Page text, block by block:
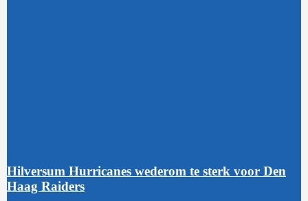
Hilversum Hurricanes wederom te sterk voor Den
Haag Raiders